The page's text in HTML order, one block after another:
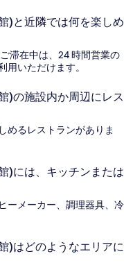
)と近隣では何を楽しめ
滞在中は、24 時間営業の
用いただけます。
)の施設内か周辺にレス
めるレストランがありま
)には、キッチンまたは
ーメーカー、調理器具、冷
)はどのようなエリアに